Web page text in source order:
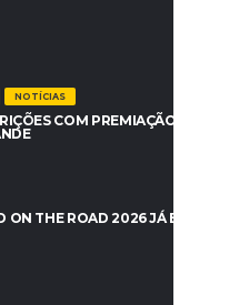
NOTÍCIAS
COM PREMIAÇÃO DE R$
ON THE ROAD 2026 JÁ ESTÃO À